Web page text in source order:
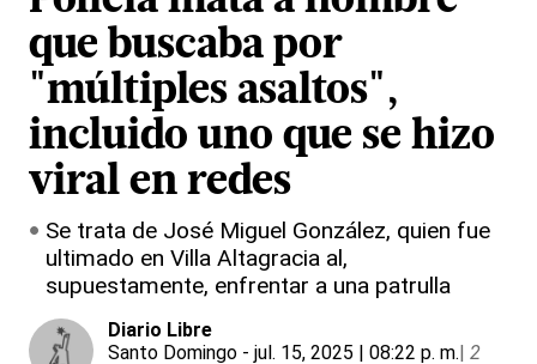
que buscaba por
"múltiples asaltos",
incluido uno que se hizo
viral en redes
Se trata de José Miguel González, quien fue
ultimado en Villa Altagracia al,
supuestamente, enfrentar a una patrulla
Diario Libre
Santo Domingo - jul. 15, 2025 | 08:22 p. m.| 2